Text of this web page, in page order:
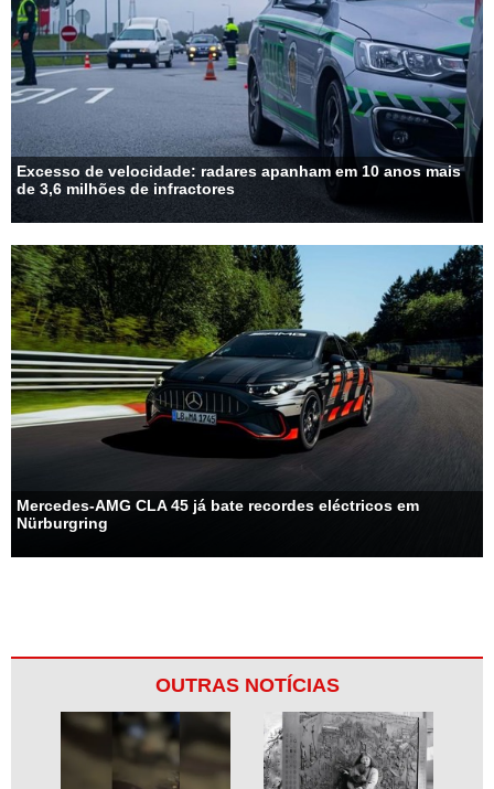
Excesso de velocidade: radares apanham em 10 anos mais
de 3,6 milhões de infractores
Mercedes-AMG CLA 45 já bate recordes eléctricos em
Nürburgring
OUTRAS NOTÍCIAS